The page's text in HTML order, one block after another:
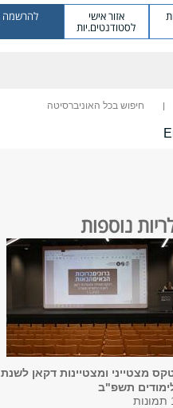
אזור אישי
לסטודנטים.יות
להרשמה
חיפוש בכל האוניברסיטה
נוספות
מצטייני ומצטיינות דקאן לשנת
תשפ"ב